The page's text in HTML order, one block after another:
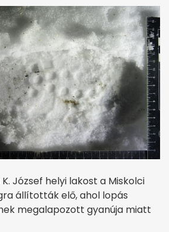
József helyi lakost a Miskolci
állították elő, ahol lopás
megalapozott gyanúja miatt